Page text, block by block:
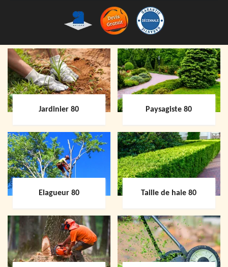
Jardinier 80 Paysagiste 80
Elagueur 80 Taille de haie 80